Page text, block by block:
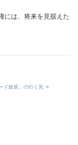
には、将来を見据えた
ド政策」の行く先»